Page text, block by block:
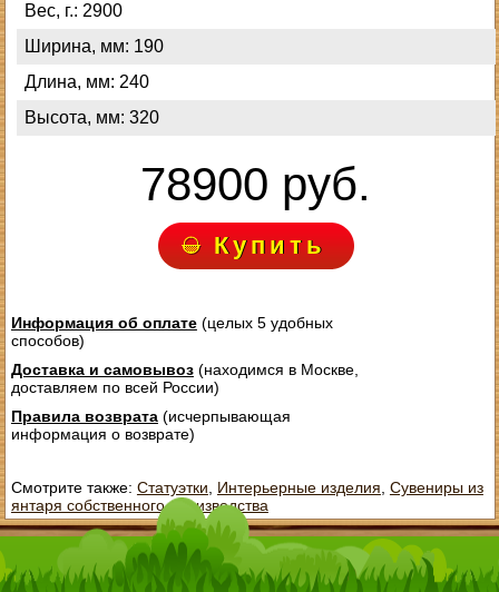
Вес, г.: 2900
Ширина, мм: 190
Длина, мм: 240
Высота, мм: 320
78900 руб.
Купить
Информация об оплате(целых 5 удобных
способов)
Доставка и самовывоз(находимся в Москве,
доставляем по всей России)
Правила возврата(исчерпывающая
информация о возврате)
Смотрите также: Статуэтки Интерьерные изделия Сувениры из
янтаря собственного производства